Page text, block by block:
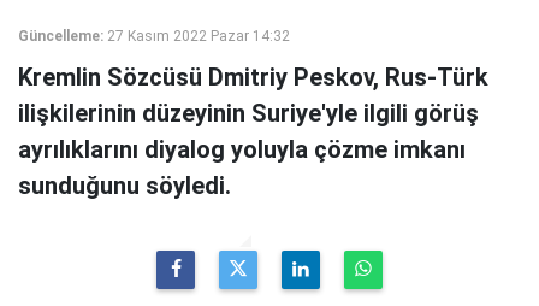
Güncelleme: 27 Kasım 2022 Pazar 14:32
Kremlin Sözcüsü Dmitriy Peskov, Rus-Türk
ilişkilerinin düzeyinin Suriye'yle ilgili görüş
ayrılıklarını diyalog yoluyla çözme imkanı
sunduğunu söyledi.